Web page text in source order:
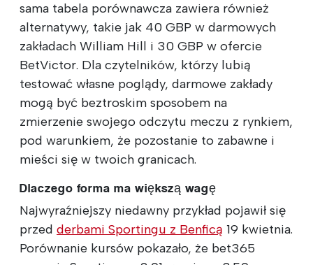
sama tabela porównawcza zawiera również
alternatywy, takie jak 40 GBP w darmowych
zakładach William Hill i 30 GBP w ofercie
BetVictor. Dla czytelników, którzy lubią
testować własne poglądy, darmowe zakłady
mogą być beztroskim sposobem na
zmierzenie swojego odczytu meczu z rynkiem,
pod warunkiem, że pozostanie to zabawne i
mieści się w twoich granicach.
Dlaczego forma ma większą wagę
Najwyraźniejszy niedawny przykład pojawił się
przed derbami Sportingu z Benficą 19 kwietnia.
Porównanie kursów pokazało, że bet365